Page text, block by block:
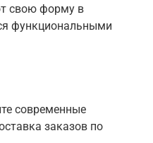
свою форму в
функциональными
современные
заказов по